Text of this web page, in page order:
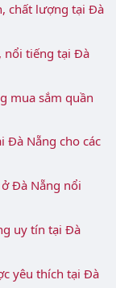
chất lượng tại Đà
nổi tiếng tại Đà
mua sắm quần
Đà Nẵng cho các
Đà Nẵng nổi
uy tín tại Đà
yêu thích tại Đà